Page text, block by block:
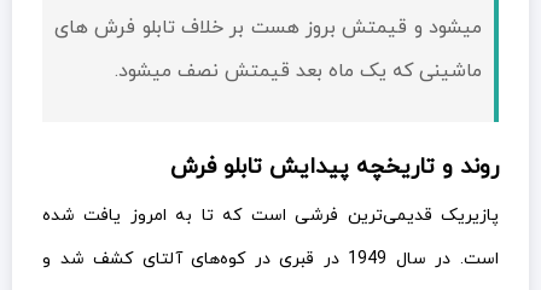
میشود و قيمتش بروز هست بر خلاف تابلو فرش های
ماشینی که یک ماه بعد قيمتش نصف میشود.
روند و تاریخچه پیدایش تابلو فرش
پازیریک قدیمی‌ترین فرشی است که تا به امروز یافت شده
است. در سال 1949 در قبری در کوه‌های آلتای کشف شد و